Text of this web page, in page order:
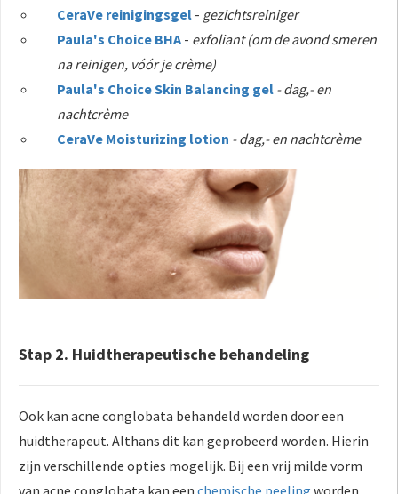
CeraVe reinigingsgel - gezichtsreiniger
Paula's Choice BHA - exfoliant (om de avond smeren
na reinigen, vóór je crème)
Paula's Choice Skin Balancing gel - dag,- en
nachtcrème
CeraVe Moisturizing lotion - dag,- en nachtcrème
Stap 2. Huidtherapeutische behandeling
Ook kan acne conglobata behandeld worden door een
huidtherapeut. Althans dit kan geprobeerd worden. Hierin
zijn verschillende opties mogelijk. Bij een vrij milde vorm